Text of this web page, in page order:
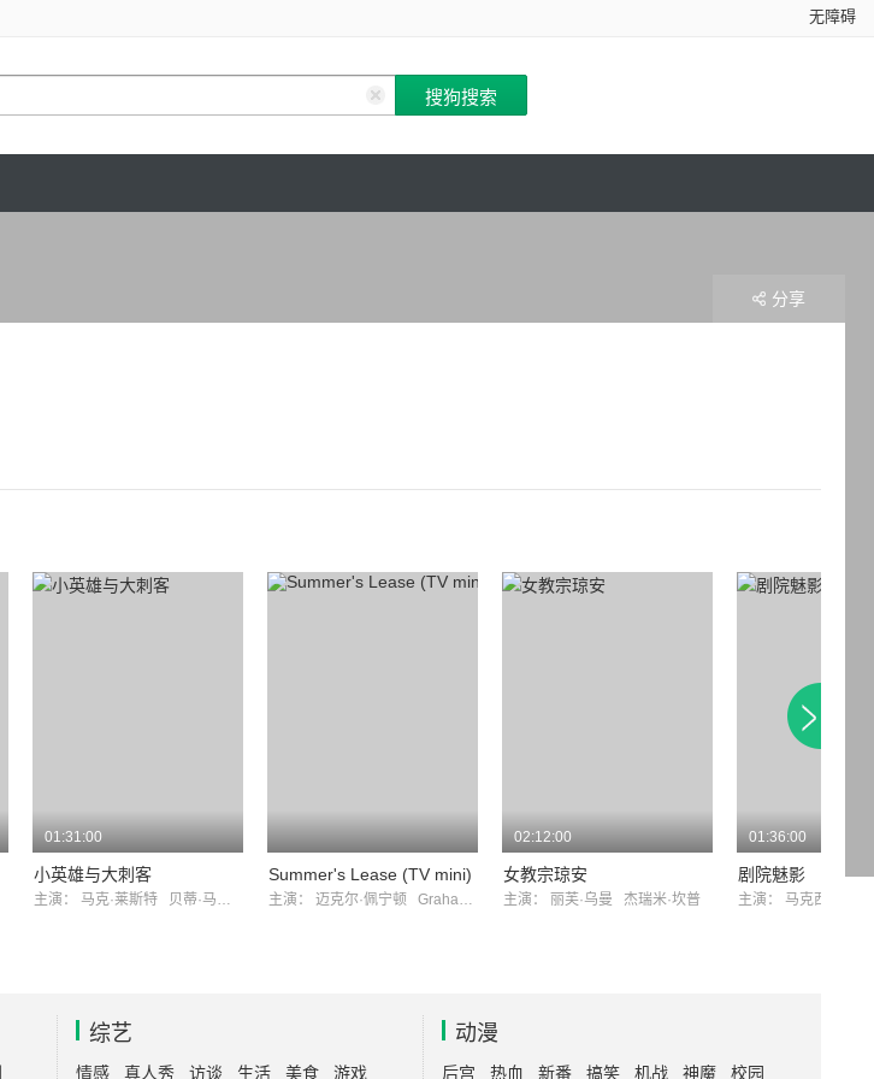
无障碍
分享
01:31:00
小英雄与大刺客
主演： 马克·莱斯特 贝蒂·马斯登
Summer's Lease (TV mini)
主演： 迈克尔·佩宁顿 Graham McGrath
02:12:00
女教宗琼安
主演： 丽芙·乌曼 杰瑞米·坎普
01:36:00
剧院魅影
主演： 马克西米连·
综艺
情感 真人秀 访谈 生活 美食 游戏
动漫
后宫 热血 新番 搞笑 机战 神魔 校园